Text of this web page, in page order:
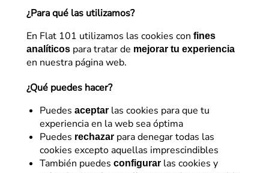
¿Para qué las utilizamos?
En Flat 101 utilizamos las cookies con fines
analíticos para tratar de mejorar tu experiencia
en nuestra página web.
¿Qué puedes hacer?
Puedes aceptar las cookies para que tu
experiencia en la web sea óptima
Puedes rechazar para denegar todas las
cookies excepto aquellas imprescindibles
También puedes configurar las cookies y
Artículos de Silvia Guardingo